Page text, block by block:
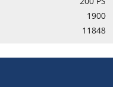
1900
11848